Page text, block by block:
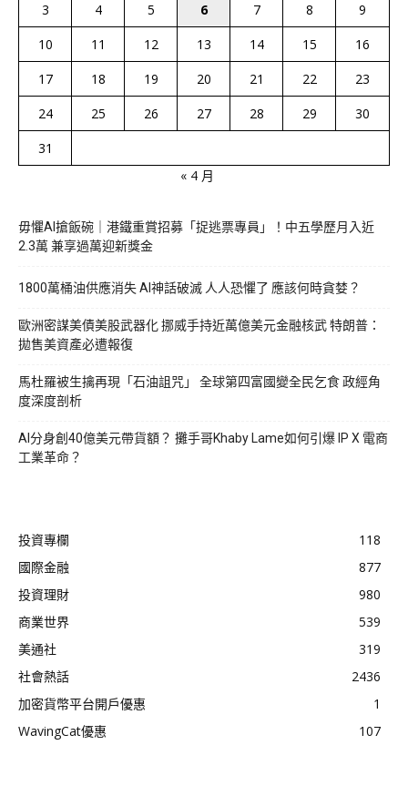
3
4 5 6 7 8
9
10
11 12 13 14 15
16
17
18 19 20 21 22
23
24
25 26 27 28 29
30
31
« 4 月
毋懼AI搶飯碗｜港鐵重賞招募「捉逃票專員」！中五學歷月入近
2.3萬 兼享過萬迎新獎金
1800萬桶油供應消失 AI神話破滅 人人恐懼了 應該何時貪婪？
歐洲密謀美債美股武器化 挪威手持近萬億美元金融核武 特朗普：
拋售美資產必遭報復
馬杜羅被生擒再現「石油詛咒」 全球第四富國變全民乞食 政經角
度深度剖析
AI分身創40億美元帶貨額？ 攤手哥Khaby Lame如何引爆 IP X 電商
工業革命？
投資專欄
118
國際金融
877
投資理財
980
商業世界
539
美通社
319
社會熱話
2436
加密貨幣平台開戶優惠
1
WavingCat優惠
107